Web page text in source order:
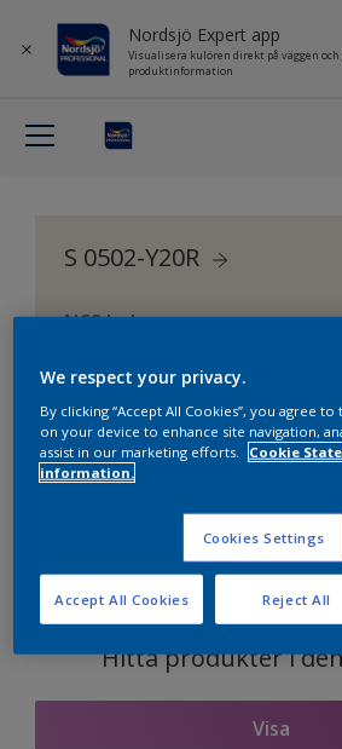
Nordsjö Expert app
Visualisera kulören direkt på väggen
produktinformation
S 0502-Y20R
NCS Index
Hitta produkter i
Visa
We respect your privacy.
By clicking “Accept All Cookies”, you agree
on your device to enhance site navigation,
assist in our marketing efforts.
Cookie
information.
Cookies Settings
Reject All
Accept All Cookies